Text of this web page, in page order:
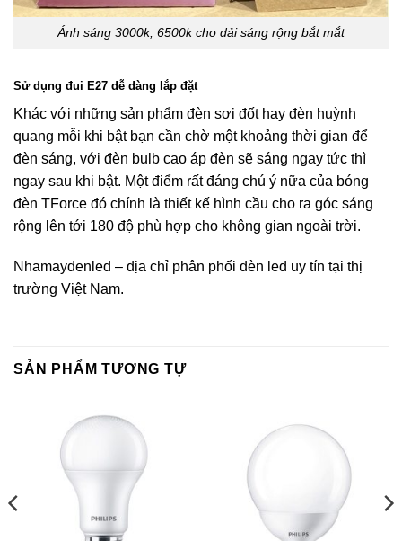
Ánh sáng 3000k, 6500k cho dải sáng rộng bắt mắt
Sử dụng đui E27 dễ dàng lắp đặt
Khác với những sản phẩm đèn sợi đốt hay đèn huỳnh
quang mỗi khi bật bạn cần chờ một khoảng thời gian để
đèn sáng, với đèn bulb cao áp đèn sẽ sáng ngay tức thì
ngay sau khi bật. Một điểm rất đáng chú ý nữa của bóng
đèn TForce đó chính là thiết kế hình cầu cho ra góc sáng
rộng lên tới 180 độ phù hợp cho không gian ngoài trời.
Nhamaydenled – địa chỉ phân phối đèn led uy tín tại thị
trường Việt Nam.
SẢN PHẨM TƯƠNG TỰ